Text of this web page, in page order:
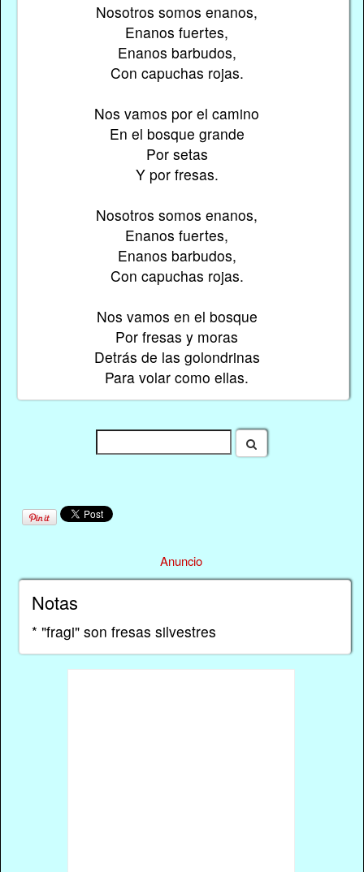
Nosotros somos enanos,
Enanos fuertes,
Enanos barbudos,
Con capuchas rojas.
Nos vamos por el camino
En el bosque grande
Por setas
Y por fresas.
Nosotros somos enanos,
Enanos fuertes,
Enanos barbudos,
Con capuchas rojas.
Nos vamos en el bosque
Por fresas y moras
Detrás de las golondrinas
Para volar como ellas.
Anuncio
Notas
* "fragi" son fresas silvestres